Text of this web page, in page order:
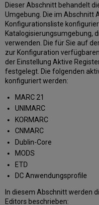
von
Extension
Pack
.xsd
Extension
Pack
.xml
File
Arbeiten
mit
Formularen
Arbeiten
mit
Normierungs-
Einen
erstellen
Dieser Abschnitt behandelt
Umgebung. Die im Abschnitt
Konfigurationsliste
Katalogisierungsumgebung,
verwenden. Die für Sie auf
zur Konfiguration
der Einstellung Aktive
festgelegt. Die folgenden
konfiguriert werden:
MARC 21
UNIMARC
KORMARC
CNMARC
Dublin-Core
MODS
ETD
DC Anwendungsprofile
In diesem Abschnitt werden
Editors beschrieben: